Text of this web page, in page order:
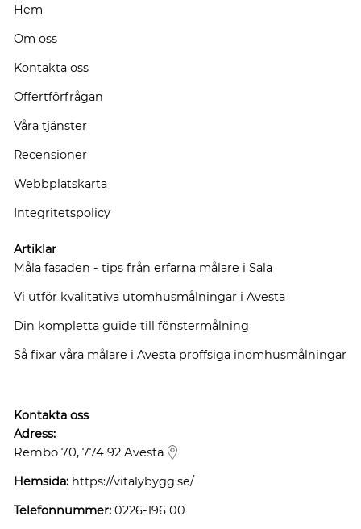
Hem
Om oss
Kontakta oss
Offertförfrågan
Våra tjänster
Recensioner
Webbplatskarta
Integritetspolicy
Artiklar
Måla fasaden - tips från erfarna målare i Sala
Vi utför kvalitativa utomhusmålningar i Avesta
Din kompletta guide till fönstermålning
Så fixar våra målare i Avesta proffsiga inomhusmålningar
Kontakta oss
Adress:
Rembo 70, 774 92 Avesta
Hemsida: https://vitalybygg.se/
Telefonnummer: 0226-196 00